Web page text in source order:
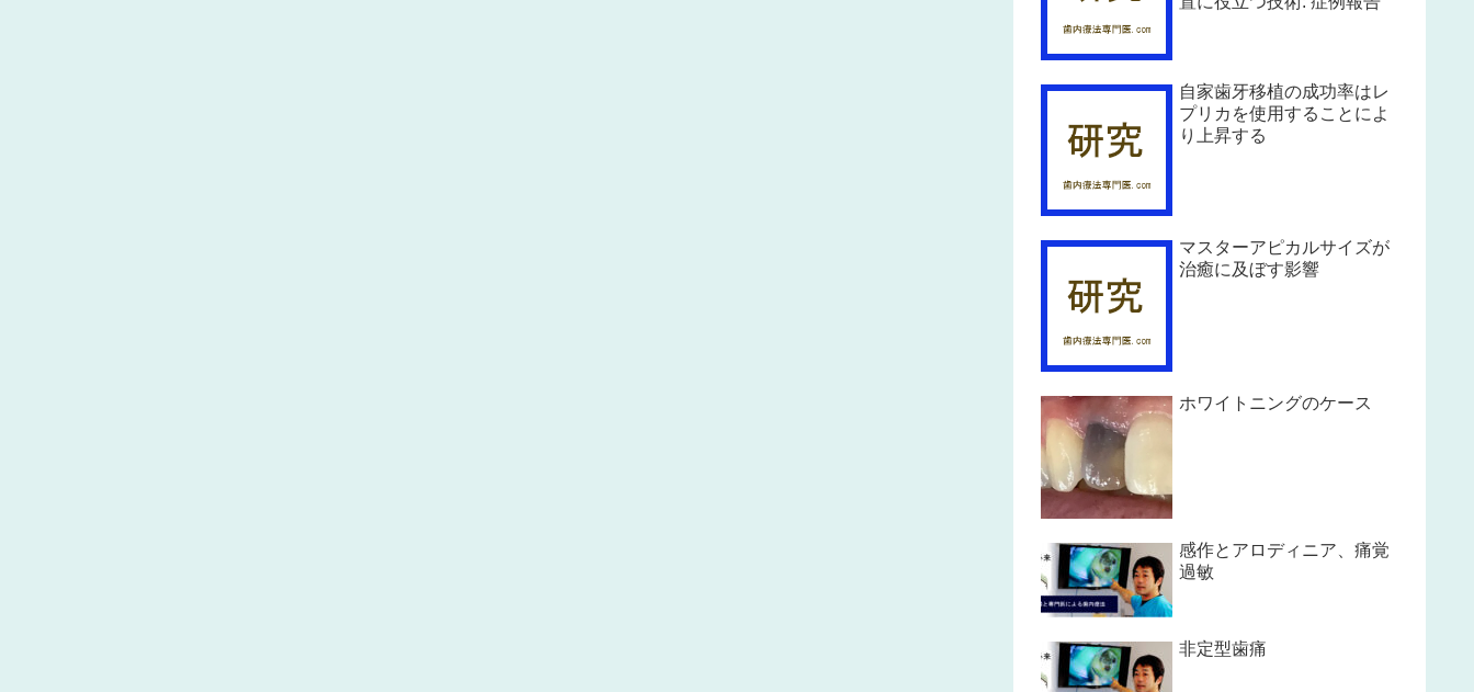
自家歯牙移植の成功率はレ
プリカを使用することによ
り上昇する
マスターアピカルサイズが
治癒に及ぼす影響
ホワイトニングのケース
感作とアロディニア、痛覚
過敏
非定型歯痛